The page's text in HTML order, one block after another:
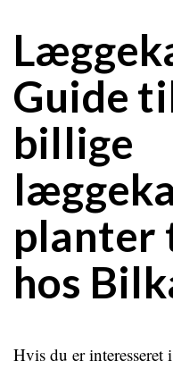
Guide
billige
planter
hos
Hvis du er interesseret